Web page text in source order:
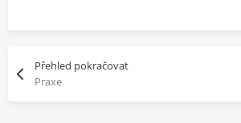
Přehled pokračovat
Praxe